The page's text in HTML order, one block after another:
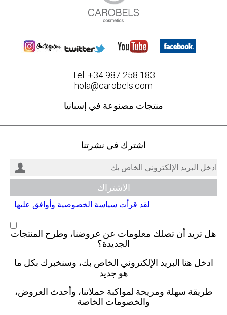
Tel. +34 987 258 183
hola@carobels.com
منتجات مصنوعة في إسبانيا
اشترك في نشرتنا
لقد قرأت سياسة الخصوصية وأوافق عليها
هل تريد أن تصلك معلومات عن عروضنا، وطرح المنتجات
الجديدة؟
ادخل هنا البريد الإلكتروني الخاص بك، وسنخبرك بكل ما
هو جديد
طريقة سهلة ومريحة لمواكبة حملاتنا، وأحدث العروض،
والخصومات الخاصة